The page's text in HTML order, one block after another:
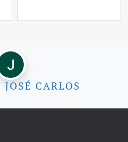
JOSÉ CARLOS